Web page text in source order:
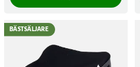
BÄSTSÄLJARE